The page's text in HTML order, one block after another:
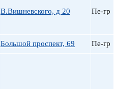
В.Вишневского, д 20 Пе-гр
Большой проспект, 69 Пе-гр